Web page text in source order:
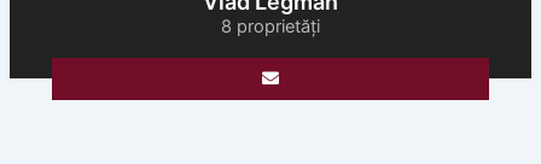
8 proprietăți